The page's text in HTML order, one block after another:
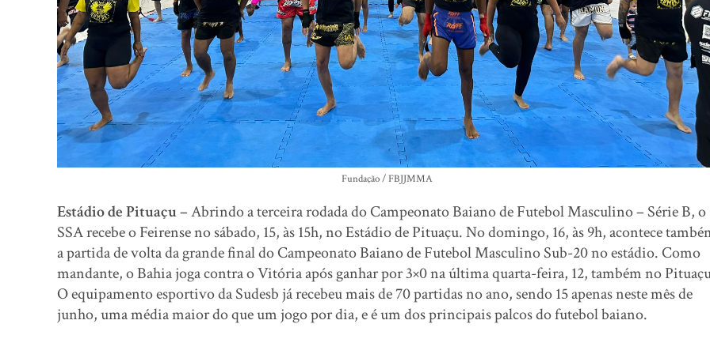
Fundação / FBJJMMA
Estádio de Pituaçu –Abrindo a terceira rodada do Campeonato Baiano de Futebol Masculino – Série B, o
SSA recebe o Feirense no sábado, 15, às 15h, no Estádio de Pituaçu. No domingo, 16, às 9h, acontece
a partida de volta da grande final do Campeonato Baiano de Futebol Masculino Sub-20 no estádio. Como
mandante, o Bahia joga contra o Vitória após ganhar por 3×0 na última quarta-feira, 12, também no
O equipamento esportivo da Sudesb já recebeu mais de 70 partidas no ano, sendo 15 apenas neste mês de
junho, uma média maior do que um jogo por dia, e é um dos principais palcos do futebol baiano.